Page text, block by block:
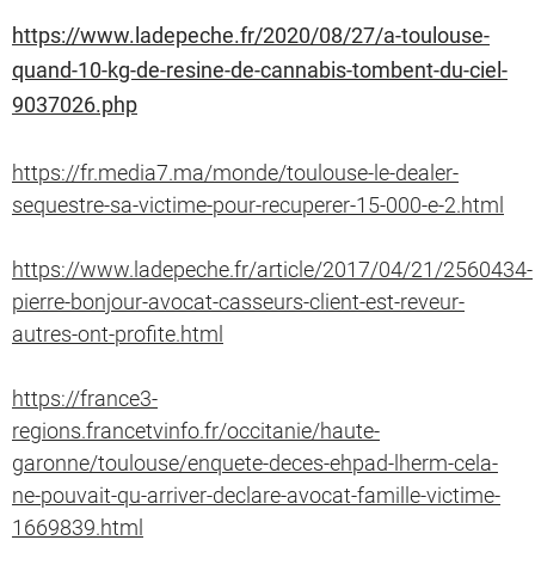
https://www.ladepeche.fr/2020/08/27/a-toulouse-
quand-10-kg-de-resine-de-cannabis-tombent-du-ciel-
9037026.php
https://fr.media7.ma/monde/toulouse-le-dealer-
sequestre-sa-victime-pour-recuperer-15-000-e-2.html
https://www.ladepeche.fr/article/2017/04/21/2560434-
pierre-bonjour-avocat-casseurs-client-est-reveur-
autres-ont-profite.html
https://france3-
regions.francetvinfo.fr/occitanie/haute-
garonne/toulouse/enquete-deces-ehpad-lherm-cela-
ne-pouvait-qu-arriver-declare-avocat-famille-victime-
1669839.html